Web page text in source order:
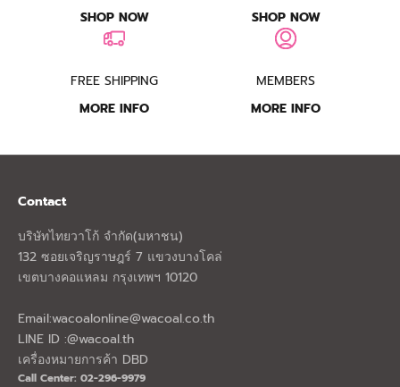
SHOP NOW
SHOP NOW
FREE SHIPPING
MORE INFO
MEMBERS
MORE INFO
Contact
บริษัทไทยวาโก้ จำกัด(มหาชน)
132 ซอยเจริญราษฎร์ 7 แขวงบางโคล่
เขตบางคอแหลม กรุงเทพฯ 10120
Email:wacoalonline@wacoal.co.th
LINE ID :@wacoal.th
เครื่องหมายการค้า DBD
Call Center: 02-296-9979